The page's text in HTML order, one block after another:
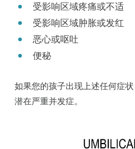
受影响区域疼痛或不适
受影响区域肿胀或发红
恶心或呕吐
便秘
如果您的孩子出现上述任何症
潜在严重并发症。